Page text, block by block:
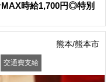
時給1,700円◎特別
熊本/熊本市
交通費支給